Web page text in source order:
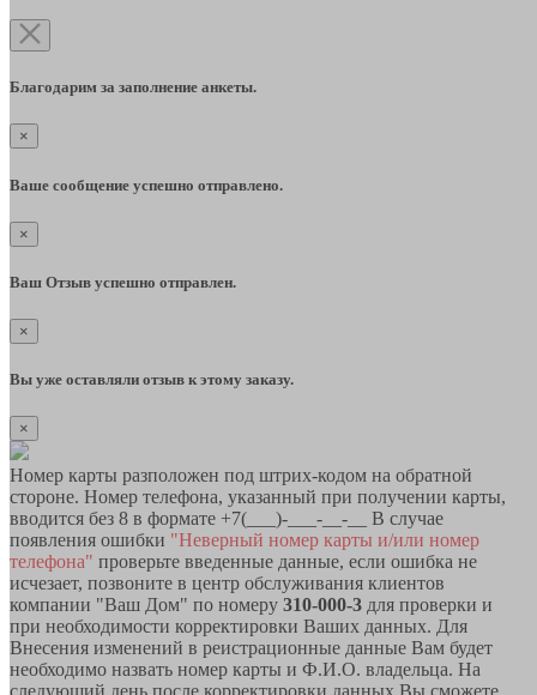
Благодарим за заполнение анкеты.
×
Ваше сообщение успешно отправлено.
×
Ваш Отзыв успешно отправлен.
×
Вы уже оставляли отзыв к этому заказу.
×
Номер карты разположен под штрих-кодом на обратной
стороне. Номер телефона, указанный при получении карты,
вводится без 8 в формате +7(___)-___-__-__ В случае
появления ошибки "Неверный номер карты и/или номер
телефона" проверьте введенные данные, если ошибка не
исчезает, позвоните в центр обслуживания клиентов
компании "Ваш Дом" по номеру 310-000-3 для проверки и
при необходимости корректировки Ваших данных. Для
Внесения изменений в реистрационные данные Вам будет
необходимо назвать номер карты и Ф.И.О. владельца. На